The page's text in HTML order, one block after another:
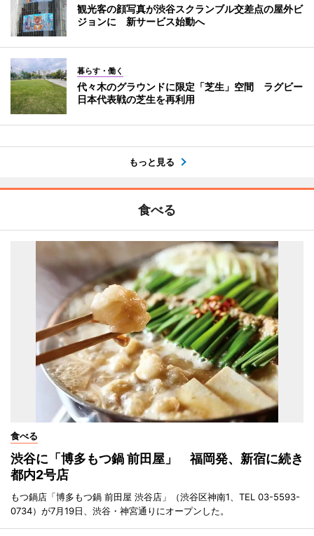
観光客の顔写真が渋谷スクランブル交差点の屋外ビ
ジョンに 新サービス始動へ
暮らす・働く
代々木のグラウンドに限定「芝生」空間 ラグビー
日本代表戦の芝生を再利用
もっと見る
食べる
食べる
渋谷に「博多もつ鍋 前田屋」 福岡発、新宿に続き
都内2号店
もつ鍋店「博多もつ鍋 前田屋 渋谷店」（渋谷区神南1、TEL 03-5593-
0734）が7月19日、渋谷・神宮通りにオープンした。